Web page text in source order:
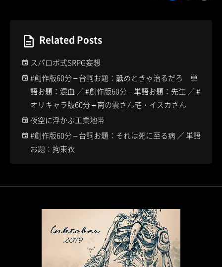
Related Posts
スパロボ式SRPG妄想
#創作版60分 – 台詞お題：舐めときゃ治るだろ 単
語お題：混血 ／ #創作版60分 – 単語お題：先生 ／ #
オリキャラ版60分 – 南の雲さん宅・イスカさん
夜空に浮かぶ工業地帯
#創作版60分 – 台詞お題：それは死に至る病 ／ 単語
お題：拘束衣